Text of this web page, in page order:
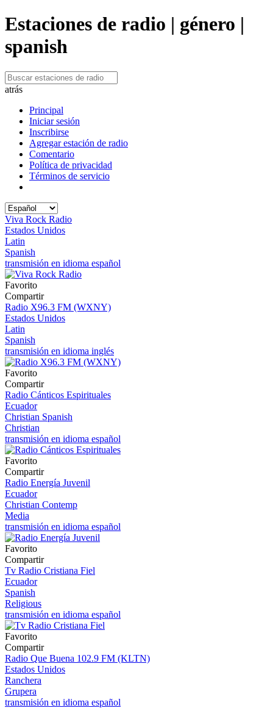
Estaciones de radio | género |
spanish
atrás
Principal
Iniciar sesión
Inscribirse
Agregar estación de radio
Comentario
Política de privacidad
Términos de servicio
Viva Rock Radio
Estados Unidos
Latin
Spanish
transmisión en idioma español
Favorito
Compartir
Radio X96.3 FM (WXNY)
Estados Unidos
Latin
Spanish
transmisión en idioma inglés
Favorito
Compartir
Radio Cánticos Espirituales
Ecuador
Christian Spanish
Christian
transmisión en idioma español
Favorito
Compartir
Radio Energía Juvenil
Ecuador
Christian Contemp
Media
transmisión en idioma español
Favorito
Compartir
Tv Radio Cristiana Fiel
Ecuador
Spanish
Religious
transmisión en idioma español
Favorito
Compartir
Radio Que Buena 102.9 FM (KLTN)
Estados Unidos
Ranchera
Grupera
transmisión en idioma español